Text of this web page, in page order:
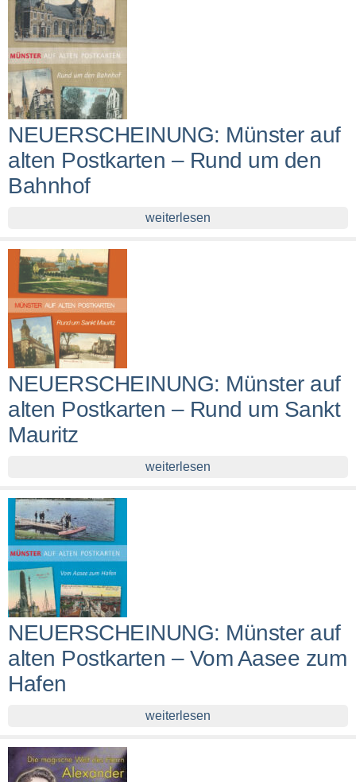
NEUERSCHEINUNG: Münster auf
alten Postkarten – Rund um den
Bahnhof
weiterlesen
NEUERSCHEINUNG: Münster auf
alten Postkarten – Rund um Sankt
Mauritz
weiterlesen
NEUERSCHEINUNG: Münster auf
alten Postkarten – Vom Aasee zum
Hafen
weiterlesen